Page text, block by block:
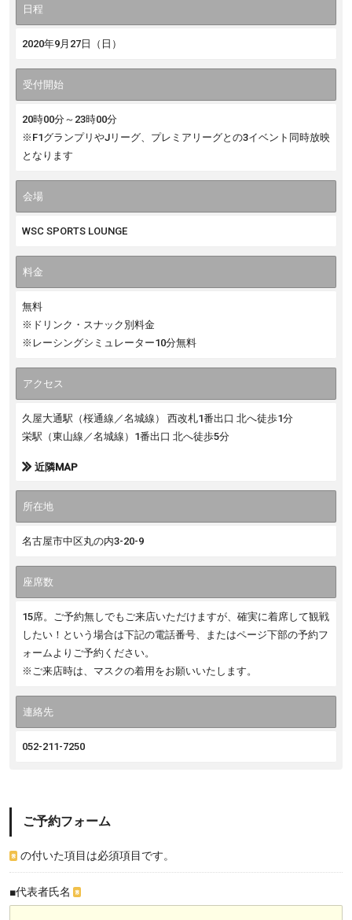
日程
2020年9月27日（日）
受付開始
20時00分～23時00分
※F1グランプリやJリーグ、プレミアリーグとの3イベント同時放映
となります
会場
WSC SPORTS LOUNGE
料金
無料
※ドリンク・スナック別料金
※レーシングシミュレーター10分無料
アクセス
久屋大通駅（桜通線／名城線） 西改札1番出口 北へ徒歩1分
栄駅（東山線／名城線）1番出口 北へ徒歩5分
近隣MAP
所在地
名古屋市中区丸の内3-20-9
座席数
15席。ご予約無しでもご来店いただけますが、確実に着席して観戦
したい！という場合は下記の電話番号、またはページ下部の予約フ
ォームよりご予約ください。
※ご来店時は、マスクの着用をお願いいたします。
連絡先
052-211-7250
ご予約フォーム
※ の付いた項目は必須項目です。
■代表者氏名 ※